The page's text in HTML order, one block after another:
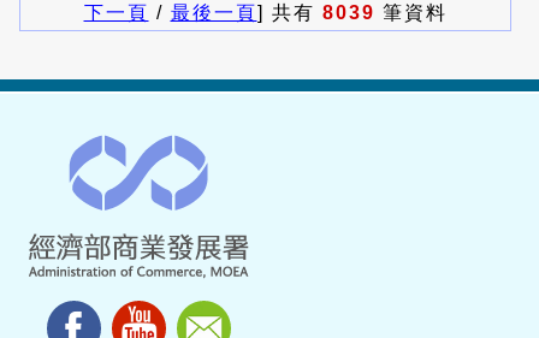
下一頁 / 最後一頁] 共有 8039 筆資料